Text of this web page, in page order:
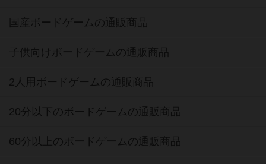
国産ボードゲームの通販商品
子供向けボードゲームの通販商品
2人用ボードゲームの通販商品
20分以下のボードゲームの通販商品
60分以上のボードゲームの通販商品